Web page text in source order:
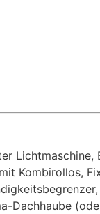
Kombirollos,
Dachhaube